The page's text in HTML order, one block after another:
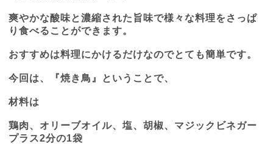
爽やかな酸味と濃縮された旨味で様々な料理をさっぱ
り食べることができます。
おすすめは料理にかけるだけなのでとても簡単です。
今回は、『焼き鳥』ということで、
材料は
鶏肉、オリーブオイル、塩、胡椒、マジックビネガー
プラス2分の1袋